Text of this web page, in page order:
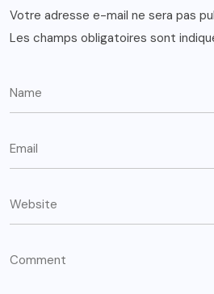
Votre adresse e-mail ne sera pas
Les champs obligatoires sont